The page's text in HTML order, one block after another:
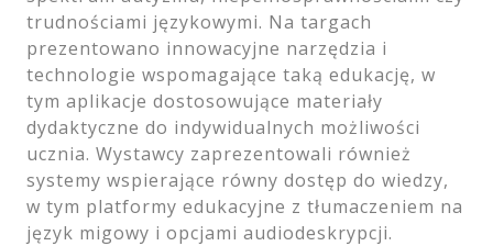
trudnościami językowymi. Na targach
prezentowano innowacyjne narzędzia i
technologie wspomagające taką edukację, w
tym aplikacje dostosowujące materiały
dydaktyczne do indywidualnych możliwości
ucznia. Wystawcy zaprezentowali również
systemy wspierające równy dostęp do wiedzy,
w tym platformy edukacyjne z tłumaczeniem na
język migowy i opcjami audiodeskrypcji.